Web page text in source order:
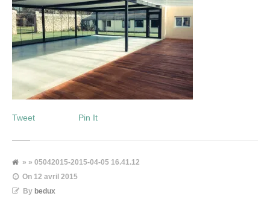
Tweet Pin It
» » 05042015-2015-04-05 16.41.12
On 12 avril 2015
By bedux